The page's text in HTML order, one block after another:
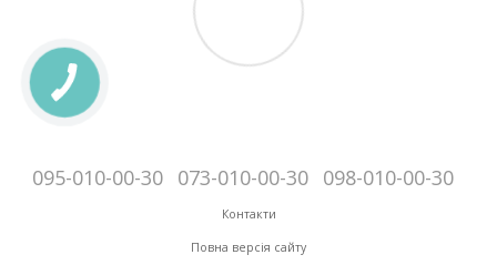
095-010-00-30 073-010-00-30 098-010-00-30
Контакти
Повна версія сайту